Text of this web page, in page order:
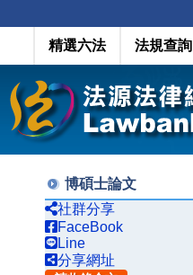
精選六法 法規查詢
博碩士論文
社群分享
FaceBook
Line
分享網址